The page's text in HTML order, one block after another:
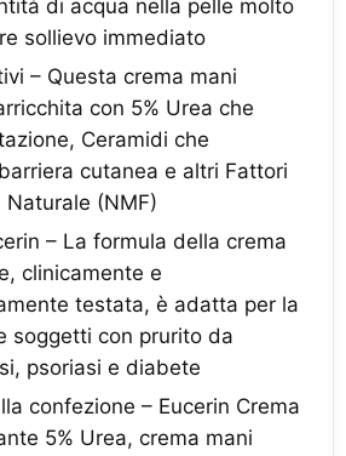
di acqua nella pelle molto
sollievo immediato
– Questa crema mani
con 5% Urea che
Ceramidi che
cutanea e altri Fattori
(NMF)
– La formula della crema
clinicamente e
testata, è adatta per la
soggetti con prurito da
psoriasi e diabete
confezione – Eucerin Crema
5% Urea, crema mani